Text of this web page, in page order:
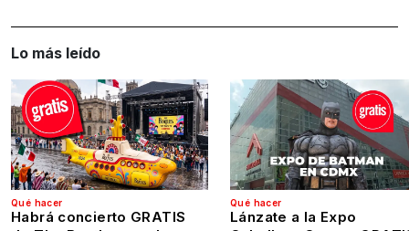
Lo más leído
Qué hacer
Habrá concierto GRATIS
Qué hacer
Lánzate a la Expo